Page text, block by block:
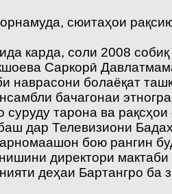
сюитаҳои
карда, соли 2008
Саркорӣ
наврасони болаёқат
бачагонаи
тарона ва
дар Телевизиони
бою рангин
директори
деҳаи Бартангро ба